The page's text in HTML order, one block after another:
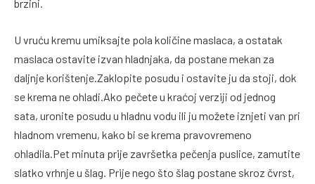
brzini.
U vruću kremu umiksajte pola količine maslaca, a ostatak
maslaca ostavite izvan hladnjaka, da postane mekan za
daljnje korištenje.Zaklopite posudu i ostavite ju da stoji, dok
se krema ne ohladi.Ako pečete u kraćoj verziji od jednog
sata, uronite posudu u hladnu vodu ili ju možete iznjeti van pri
hladnom vremenu, kako bi se krema pravovremeno
ohladila.Pet minuta prije završetka pečenja puslice, zamutite
slatko vrhnje u šlag. Prije nego što šlag postane skroz čvrst,